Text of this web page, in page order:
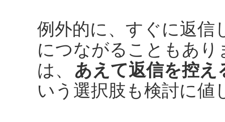
例外的に、すぐに返信
につながることもあ
は、
あえて返信を控
いう選択肢も検討に値